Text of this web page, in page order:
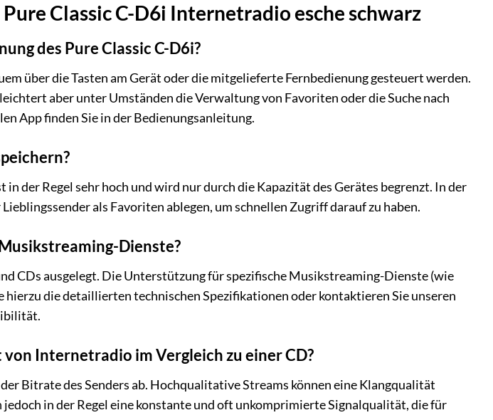
Classic C-D6i Internetradio esche schwarz
des Pure Classic C-D6i?
über die Tasten am Gerät oder die mitgelieferte Fernbedienung gesteuert werden.
aber unter Umständen die Verwaltung von Favoriten oder die Suche nach
App finden Sie in der Bedienungsanleitung.
der Regel sehr hoch und wird nur durch die Kapazität des Gerätes begrenzt. In der
als Favoriten ablegen, um schnellen Zugriff darauf zu haben.
Dienste?
CDs ausgelegt. Die Unterstützung für spezifische Musikstreaming-Dienste (wie
hierzu die detaillierten technischen Spezifikationen oder kontaktieren Sie unseren
Internetradio im Vergleich zu einer CD?
Bitrate des Senders ab. Hochqualitative Streams können eine Klangqualität
in der Regel eine konstante und oft unkomprimierte Signalqualität, die für